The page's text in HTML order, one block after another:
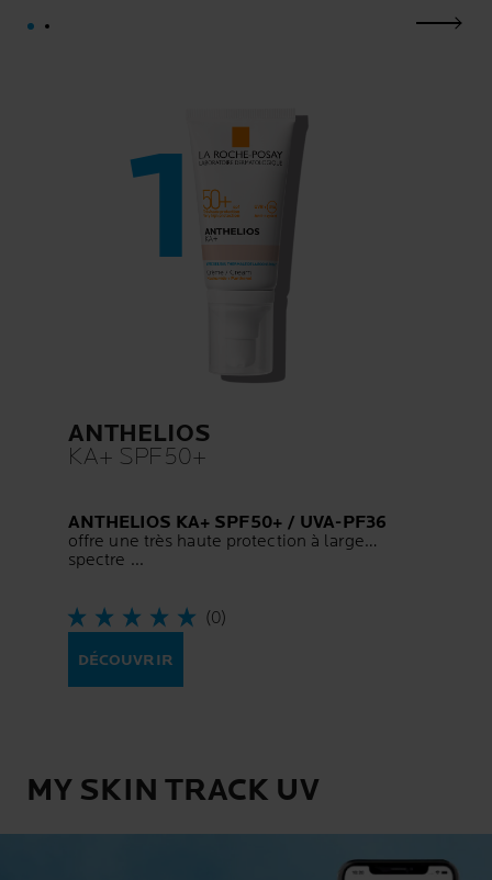
ANTHELIOS
KA+ SPF50+
ANTHELIOS KA+ SPF50+ / UVA-PF36
offre une très haute protection à large
spectre ...
(0)
DÉCOUVRIR
next
MY SKIN TRACK UV